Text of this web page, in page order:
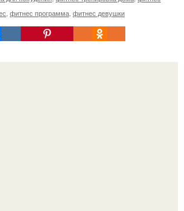
фитнес программа фитнес девушки